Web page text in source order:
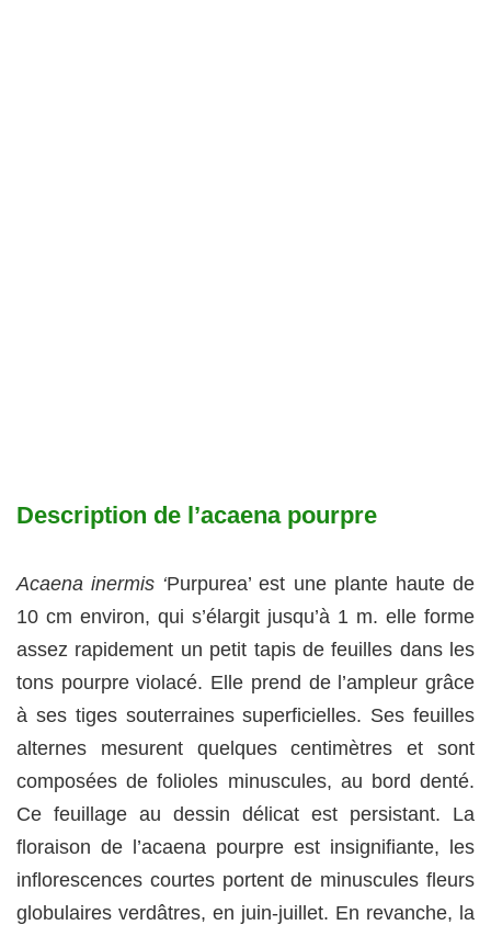
Description de l’acaena pourpre
Acaena inermis ‘Purpurea’ est une plante haute de
10 cm environ, qui s’élargit jusqu’à 1 m. elle forme
assez rapidement un petit tapis de feuilles dans les
tons pourpre violacé. Elle prend de l’ampleur grâce
à ses tiges souterraines superficielles. Ses feuilles
alternes mesurent quelques centimètres et sont
composées de folioles minuscules, au bord denté.
Ce feuillage au dessin délicat est persistant. La
floraison de l’acaena pourpre est insignifiante, les
inflorescences courtes portent de minuscules fleurs
globulaires verdâtres, en juin-juillet. En revanche, la